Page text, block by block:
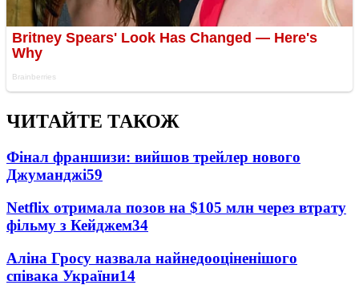
ЧИТАЙТЕ ТАКОЖ
Фінал франшизи: вийшов трейлер нового
Джуманджі59
Netflix отримала позов на $105 млн через втрату
фільму з Кейджем34
Аліна Гросу назвала найнедооціненішого
співака України14